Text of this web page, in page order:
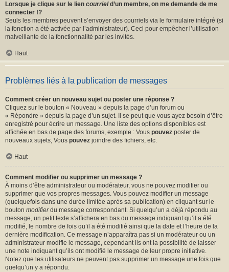
Lorsque je clique sur le lien courrield’un membre, on me demande de me
connecter !?
Seuls les membres peuvent s’envoyer des courriels via le formulaire intégré (si
la fonction a été activée par l’administrateur). Ceci pour empêcher l’utilisation
malveillante de la fonctionnalité par les invités.
Haut
Problèmes liés à la publication de messages
Comment créer un nouveau sujet ou poster une réponse ?
Cliquez sur le bouton « Nouveau » depuis la page d’un forum ou
« Répondre » depuis la page d’un sujet. Il se peut que vous ayez besoin d’être
enregistré pour écrire un message. Une liste des options disponibles est
affichée en bas de page des forums, exemple : Vous pouvez poster de
nouveaux sujets, Vous pouvez joindre des fichiers, etc.
Haut
Comment modifier ou supprimer un message ?
À moins d’être administrateur ou modérateur, vous ne pouvez modifier ou
supprimer que vos propres messages. Vous pouvez modifier un message
(quelquefois dans une durée limitée après sa publication) en cliquant sur le
bouton modifierdu message correspondant. Si quelqu’un a déjà répondu au
message, un petit texte s’affichera en bas du message indiquant qu’il a été
modifié, le nombre de fois qu’il a été modifié ainsi que la date et l’heure de la
dernière modification. Ce message n’apparaîtra pas si un modérateur ou un
administrateur modifie le message, cependant ils ont la possibilité de laisser
une note indiquant qu’ils ont modifié le message de leur propre initiative.
Notez que les utilisateurs ne peuvent pas supprimer un message une fois que
quelqu’un y a répondu.